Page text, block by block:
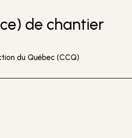
de chantier
du Québec (CCQ)